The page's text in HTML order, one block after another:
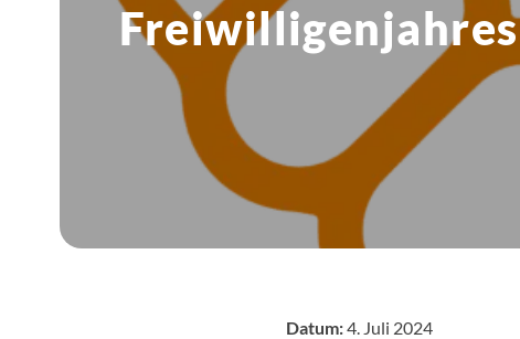
Freiwilligenjahres
Datum:4. Juli 2024